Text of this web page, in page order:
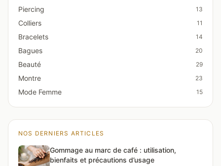
Piercing 13
Colliers 11
Bracelets 14
Bagues 20
Beauté 29
Montre 23
Mode Femme 15
NOS DERNIERS ARTICLES
Gommage au marc de café : utilisation,
bienfaits et précautions d’usage